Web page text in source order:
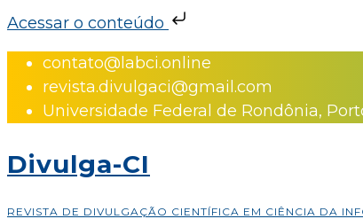
Acessar o conteúdo
Skip
content
contato@labci.online
revista.divulgaci@gmail.com
Universidade Federal de Rondônia,
Divulga-CI
REVISTA DE DIVULGAÇÃO CIENTÍFICA EM CIÊNCIA DA